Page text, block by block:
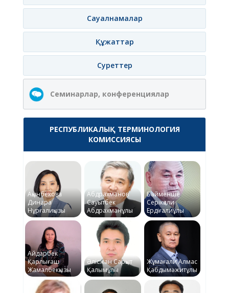
Сауалнамалар
Құжаттар
Суреттер
Семинарлар, конференциялар
РЕСПУБЛИКАЛЫҚ ТЕРМИНОЛОГИЯ
КОМИССИЯСЫ
Ақынбекова
Динара
Нұрғалиқызы
Абдрахманов
Сауытбек
Абдрахманұлы
Байменше
Серікқали
Ердіғалиұлы
Айдарбек
Қарлығаш
Жамалбекқызы
Әлісжан Сарқыт
Қалымұлы
Жұмағали Алмас
Қабдымәжитұлы